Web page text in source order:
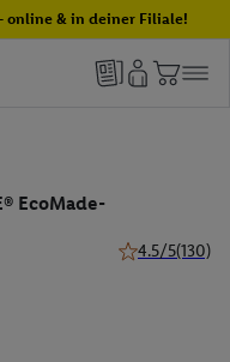
online & in deiner Filiale!
EcoMade-
4.5/5(130)